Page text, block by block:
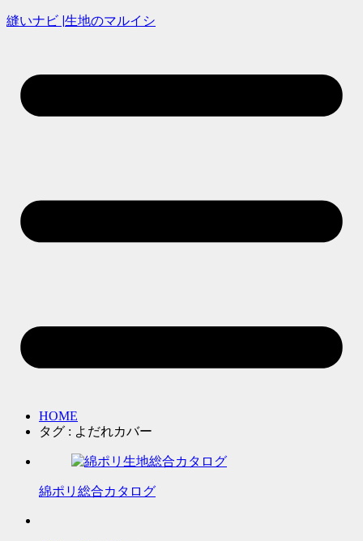
縫いナビ |生地のマルイシ
HOME
タグ : よだれカバー
綿ポリ総合カタログ